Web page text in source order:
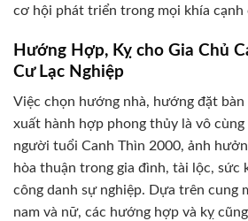
cơ hội phát triển trong mọi khía cạnh
Hướng Hợp, Kỵ cho Gia Chủ
Cư Lạc Nghiệp
Việc chọn hướng nhà, hướng đặt
xuất hành hợp phong thủy là vô
người tuổi Canh Thìn 2000, ảnh
hòa thuận trong gia đình, tài lộc, sức
công danh sự nghiệp. Dựa trên cung
nam và nữ, các hướng hợp và kỵ